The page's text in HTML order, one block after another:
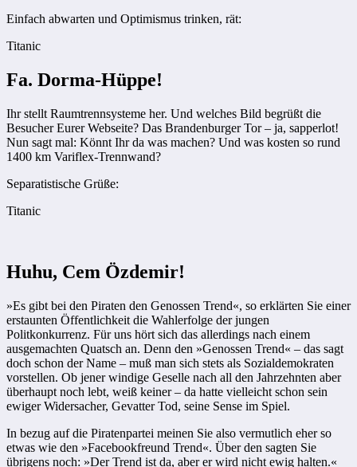
Einfach abwarten und Optimismus trinken, rät:
Titanic
Fa. Dorma-Hüppe!
Ihr stellt Raumtrennsysteme her. Und welches Bild begrüßt die
Besucher Eurer Webseite? Das Brandenburger Tor – ja, sapperlot!
Nun sagt mal: Könnt Ihr da was machen? Und was kosten so rund
1400 km Variflex-Trennwand?
Separatistische Grüße:
Titanic
Huhu, Cem Özdemir!
»Es gibt bei den Piraten den Genossen Trend«, so erklärten Sie einer
erstaunten Öffentlichkeit die Wahlerfolge der jungen
Politkonkurrenz. Für uns hört sich das allerdings nach einem
ausgemachten Quatsch an. Denn den »Genossen Trend« – das sagt
doch schon der Name – muß man sich stets als Sozialdemokraten
vorstellen. Ob jener windige Geselle nach all den Jahrzehnten aber
überhaupt noch lebt, weiß keiner – da hatte vielleicht schon sein
ewiger Widersacher, Gevatter Tod, seine Sense im Spiel.
In bezug auf die Piratenpartei meinen Sie also vermutlich eher so
etwas wie den »Facebookfreund Trend«. Über den sagten Sie
übrigens noch: »Der Trend ist da, aber er wird nicht ewig halten.«